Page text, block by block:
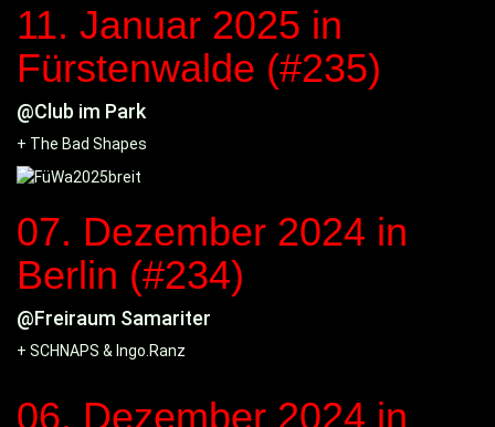
11. Januar 2025 in
Fürstenwalde (#235)
@Club im Park
+ The Bad Shapes
07. Dezember 2024 in
Berlin (#234)
@Freiraum Samariter
+ SCHNAPS & Ingo.Ranz
06. Dezember 2024 in